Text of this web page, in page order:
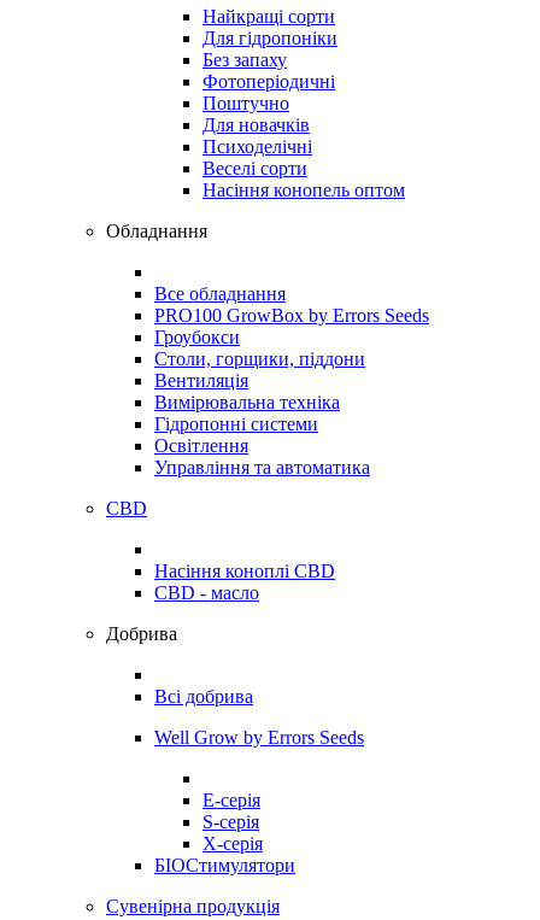
Найкращі сорти
Для гідропоніки
Без запаху
Фотоперіодичні
Поштучно
Для новачків
Психоделічні
Веселі сорти
Насіння конопель оптом
Обладнання
Все обладнання
PRO100 GrowBox by Errors Seeds
Гроубокси
Столи, горщики, піддони
Вентиляція
Вимірювальна техніка
Гідропонні системи
Освітлення
Управління та автоматика
CBD
Насіння коноплі CBD
CBD - масло
Добрива
Всі добрива
Well Grow by Errors Seeds
E-серія
S-серія
X-серія
БІОСтимулятори
Сувенірна продукція